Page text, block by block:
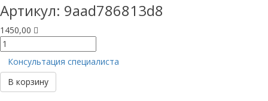
Артикул: 9aad786813d8
1450,00
Количество
товара
PROTAPER
РУЧНЫЕ
(Еврофайл)
Консультация специалиста
В корзину